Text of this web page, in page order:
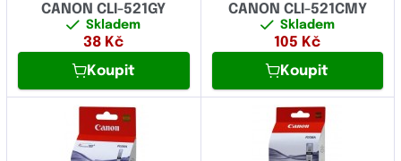
CANON CLI-521GY
Skladem
38 Kč
Koupit
CANON CLI-521CMY
Skladem
105 Kč
Koupit